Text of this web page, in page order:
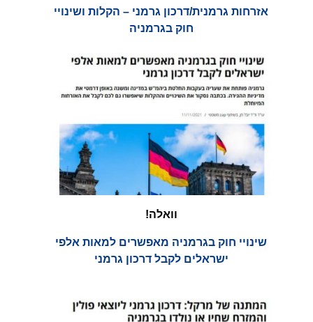
אזרחות גרמנית/דרכון גרמני – הקלות ושינויי
חוק בגרמניה
וואלה!
שינויי חוק בגרמניה מאפשרים למאות אלפי
ישראלים לקבל דרכון גרמני